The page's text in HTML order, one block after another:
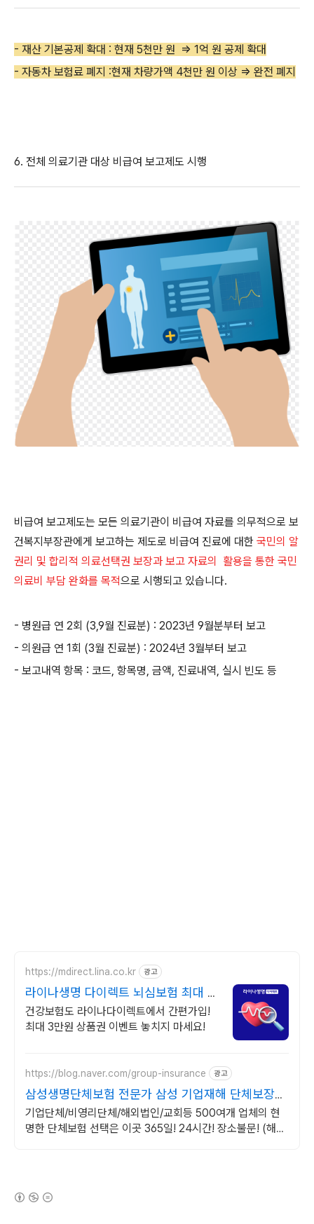
- 재산 기본공제 확대 : 현재 5천만 원 => 1억 원 공제 확대
- 자동차 보험료 폐지 :현재 차량가액 4천만 원 이상 => 완전 폐지
6. 전체 의료기관 대상 비급여 보고제도 시행
비급여 보고제도는 모든 의료기관이 비급여 자료를 의무적으로 보
건복지부장관에게 보고하는 제도로 비급여 진료에 대한 국민의 알
권리 및 합리적 의료선택권 보장과 보고 자료의 활용을 통한 국민
의료비 부담 완화를 목적으로 시행되고 있습니다.
- 병원급 연 2회 (3,9월 진료분) : 2023년 9월분부터 보고
- 의원급 연 1회 (3월 진료분) : 2024년 3월부터 보고
- 보고내역 항목 : 코드, 항목명, 금액, 진료내역, 실시 빈도 등
https://mdirect.lina.co.kr 광고
라이나생명 다이렉트 뇌심보험 최대 3
만원 상품권 증정
건강보험도 라이나다이렉트에서 간편가입!
최대 3만원 상품권 이벤트 놓치지 마세요!
https://blog.naver.com/group-insurance 광고
삼성생명단체보험 전문가 삼성 기업재해 단체보장보
험
기업단체/비영리단체/해외법인/교회등 500여개 업체의 현
명한 단체보험 선택은 이곳 365일! 24시간! 장소불문! (해외